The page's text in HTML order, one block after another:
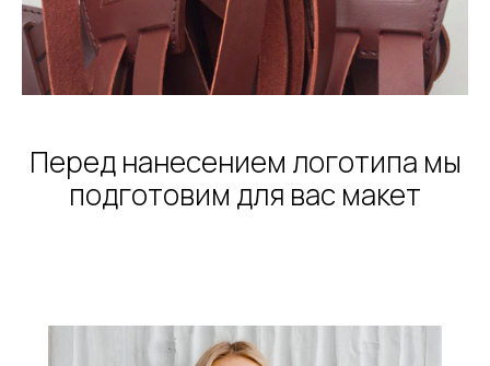
Перед нанесением логотипа мы
подготовим для вас макет